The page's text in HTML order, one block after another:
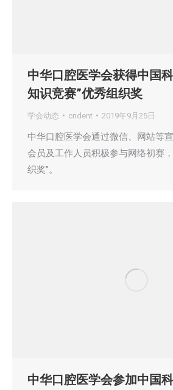
中华口腔医学会获得中国
知识竞赛”优秀组织奖
学会动态 cndent 2019年9月25日
中华口腔医学会通过微信、网站等
会员及工作人员积极参与网络初赛
织奖”。
中华口腔医学会参加中国